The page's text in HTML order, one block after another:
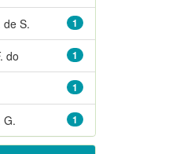
1
de S.
1
do
1
1
G.